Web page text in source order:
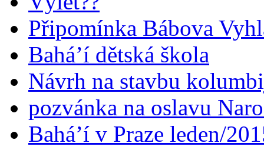
Připomínka Bábova
Bahá’í dětská škola
Návrh na stavbu
pozvánka na oslavu
Bahá’í v Praze leden/